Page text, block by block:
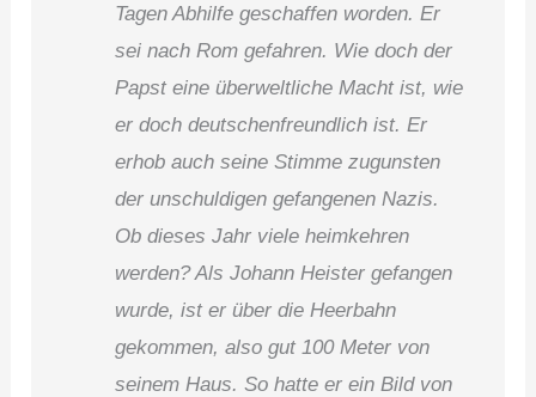
Tagen Abhilfe geschaffen worden. Er
sei nach Rom gefahren. Wie doch der
Papst eine überweltliche Macht ist, wie
er doch deutschenfreundlich ist. Er
erhob auch seine Stimme zugunsten
der unschuldigen gefangenen Nazis.
Ob dieses Jahr viele heimkehren
werden? Als Johann Heister gefangen
wurde, ist er über die Heerbahn
gekommen, also gut 100 Meter von
seinem Haus. So hatte er ein Bild von